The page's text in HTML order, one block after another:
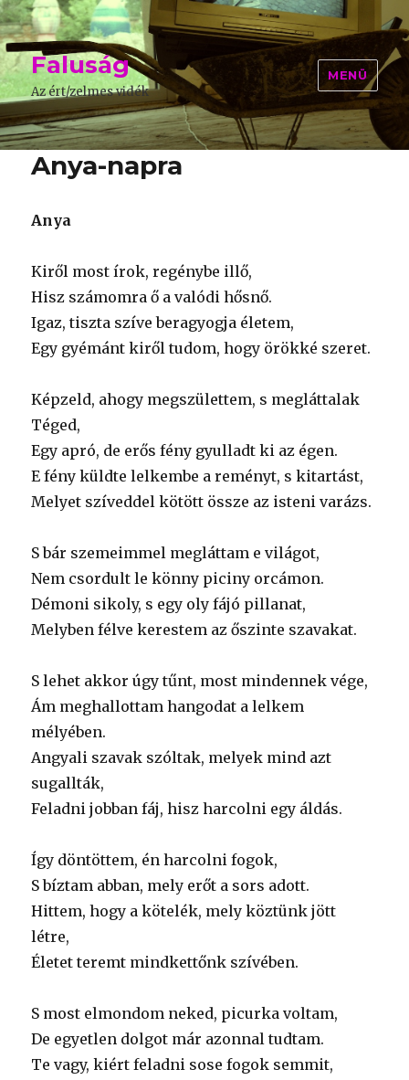
Faluság
Az ért/zelmes vidék
MENÜ
Anya-napra
Anya
Kiről most írok, regénybe illő,
Hisz számomra ő a valódi hősnő.
Igaz, tiszta szíve beragyogja életem,
Egy gyémánt kiről tudom, hogy örökké szeret.
Képzeld, ahogy megszülettem, s megláttalak
Téged,
Egy apró, de erős fény gyulladt ki az égen.
E fény küldte lelkembe a reményt, s kitartást,
Melyet szíveddel kötött össze az isteni varázs.
S bár szemeimmel megláttam e világot,
Nem csordult le könny piciny orcámon.
Démoni sikoly, s egy oly fájó pillanat,
Melyben félve kerestem az őszinte szavakat.
S lehet akkor úgy tűnt, most mindennek vége,
Ám meghallottam hangodat a lelkem
mélyében.
Angyali szavak szóltak, melyek mind azt
sugallták,
Feladni jobban fáj, hisz harcolni egy áldás.
Így döntöttem, én harcolni fogok,
S bíztam abban, mely erőt a sors adott.
Hittem, hogy a kötelék, mely köztünk jött
létre,
Életet teremt mindkettőnk szívében.
S most elmondom neked, picurka voltam,
De egyetlen dolgot már azonnal tudtam.
Te vagy, kiért feladni sose fogok semmit,